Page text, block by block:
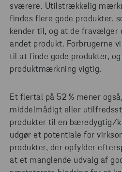
sværere. Utilstrækkelig
findes flere gode produkter,
kender til, og at de
andet produkt. Forbrugerne
til at finde gode produkter,
produktmærkning vigtig.
Et flertal på 52 % mener
middelmådigt eller
produkter til en bæredygtig/
udgør et potentiale for
produkter, der opfylder
at et manglende udvalg af